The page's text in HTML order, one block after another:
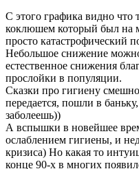
С этого графика видно что
коклюшем который был на
просто катастрофический
Небольшое снижение
естественное снижения
прослойки в популяции.
Сказки про гигиену
передается, пошли в
заболеешь))
А вспышки в новейшее
ослаблением гигиены, и
кризиса) Но какая то
конце 90-х в многих